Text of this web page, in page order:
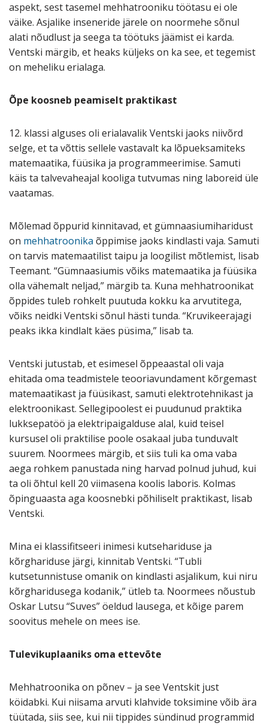
aspekt, sest tasemel mehhatrooniku töötasu ei ole
väike. Asjalike inseneride järele on noormehe sõnul
alati nõudlust ja seega ta töötuks jäämist ei karda.
Ventski märgib, et heaks küljeks on ka see, et tegemist
on meheliku erialaga.
Õpe koosneb peamiselt praktikast
12. klassi alguses oli erialavalik Ventski jaoks niivõrd
selge, et ta võttis sellele vastavalt ka lõpueksamiteks
matemaatika, füüsika ja programmeerimise. Samuti
käis ta talvevaheajal kooliga tutvumas ning laboreid üle
vaatamas.
Mõlemad õppurid kinnitavad, et gümnaasiumiharidust
on mehhatroonika õppimise jaoks kindlasti vaja. Samuti
on tarvis matemaatilist taipu ja loogilist mõtlemist, lisab
Teemant. “Gümnaasiumis võiks matemaatika ja füüsika
olla vähemalt neljad,” märgib ta. Kuna mehhatroonikat
õppides tuleb rohkelt puutuda kokku ka arvutitega,
võiks neidki Ventski sõnul hästi tunda. “Kruvikeerajagi
peaks ikka kindlalt käes püsima,” lisab ta.
Ventski jutustab, et esimesel õppeaastal oli vaja
ehitada oma teadmistele teooriavundament kõrgemast
matemaatikast ja füüsikast, samuti elektrotehnikast ja
elektroonikast. Sellegipoolest ei puudunud praktika
lukksepatöö ja elektripaigalduse alal, kuid teisel
kursusel oli praktilise poole osakaal juba tunduvalt
suurem. Noormees märgib, et siis tuli ka oma vaba
aega rohkem panustada ning harvad polnud juhud, kui
ta oli õhtul kell 20 viimasena koolis laboris. Kolmas
õpinguaasta aga koosnebki põhiliselt praktikast, lisab
Ventski.
Mina ei klassifitseeri inimesi kutsehariduse ja
kõrghariduse järgi, kinnitab Ventski. “Tubli
kutsetunnistuse omanik on kindlasti asjalikum, kui niru
kõrgharidusega kodanik,” ütleb ta. Noormees nõustub
Oskar Lutsu “Suves” öeldud lausega, et kõige parem
soovitus mehele on mees ise.
Tulevikuplaaniks oma ettevõte
Mehhatroonika on põnev – ja see Ventskit just
köidabki. Kui niisama arvuti klahvide toksimine võib ära
tüütada, siis see, kui nii tippides sündinud programmid